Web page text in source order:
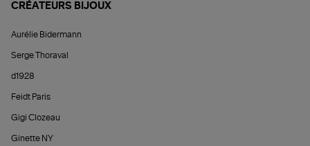
CRÉATEURS BIJOUX
Aurélie Bidermann
Serge Thoraval
d1928
Feidt Paris
Gigi Clozeau
Ginette NY